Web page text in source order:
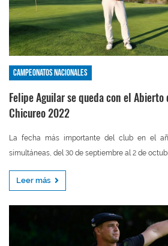
Campeonatos nacionales
Felipe Aguilar se queda con el Abierto
Chicureo 2022
La fecha más importante del club en el
simultáneas, del 30 de septiembre al 2 de
Leer más